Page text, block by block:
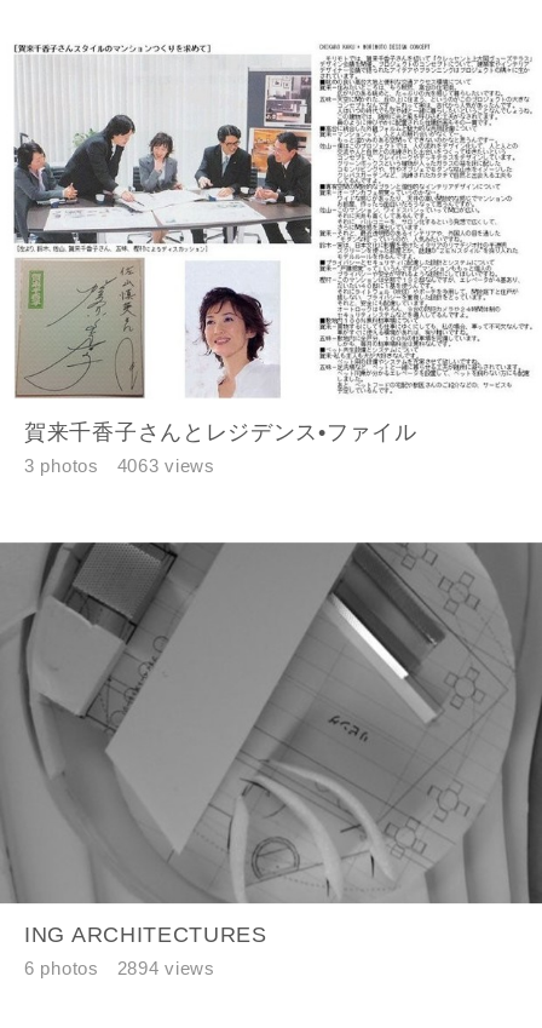
賀来千香子さんとレジデンス•ファイル
3 photos 4063 views
ING ARCHITECTURES
6 photos 2894 views